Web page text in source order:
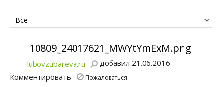
Все
10809_24017621_MWYtYmExM.png
lubovzubareva.ru
добавил 21.06.2016
Комментировать
Пожаловаться